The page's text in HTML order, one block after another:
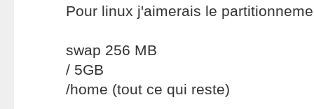
Pour linux j'aimerais le
swap 256 MB
/ 5GB
/home (tout ce qui reste)